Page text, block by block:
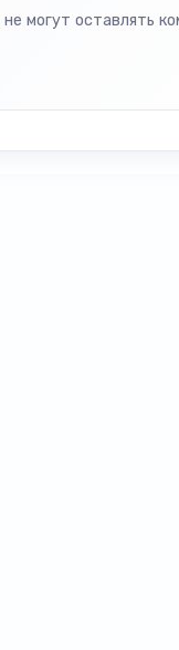
не могут оставлять